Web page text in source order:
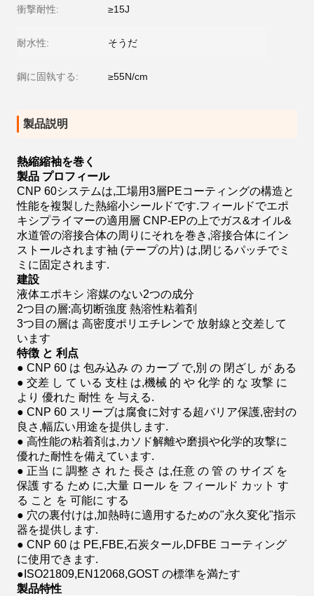
衝撃耐性: ≥15J
耐水性: そうだ
鋼に固執する: ≥55N/cm
製品説明
熱縮縮袖を巻く
製品 プロフィール
CNP 60システムは,工場用3層PEコーティングの構造と
性能を複製した熱縮小シールドです.フィールドでエポ
キシプライマーの適用層 CNP-EPの上でガス&オイル&
水道管の溶接合体の周りにそれを巻き,溶接合体にイン
ストールされます袖 (テープの片) は,閉じるパッチでミ
ミに固定されます.
建設
液体エポキシ 溶媒のない2つの成分
2つ目の層:高切断強度 熱溶性粘着剤
3つ目の層は 高密度ポリエチレンで 放射線と交差して
います
特徴 と 利点
● CNP 60 は 包み込み の カーブ で,別 の 閉ざし が ある
● 交差 し て いる 支柱 は,機械 的 や 化学 的 な 攻撃 に
より 優れた 耐性 を 与える.
● CNP 60 スリーブは腐食に対する超バリア保護,密封の
良さ,幅広い用途を提供します.
● 高性能の粘着剤は,カソド解離や磨損や化学的攻撃に
優れた耐性を備えています.
● 正当 に 調整 さ れ た 長さ は,任意 の 管 の サイズ を
保護 する ため に,大量 ロール を フィールド カット す
る こと を 可能に する
● 穴の裏付けは,加熱時に適用するための"永久変化"指示
器を提供します.
● CNP 60 は PE,FBE,石炭タール,DFBE コーティング
に使用できます.
●ISO21809,EN12068,GOST の標準を満たす
製品特性